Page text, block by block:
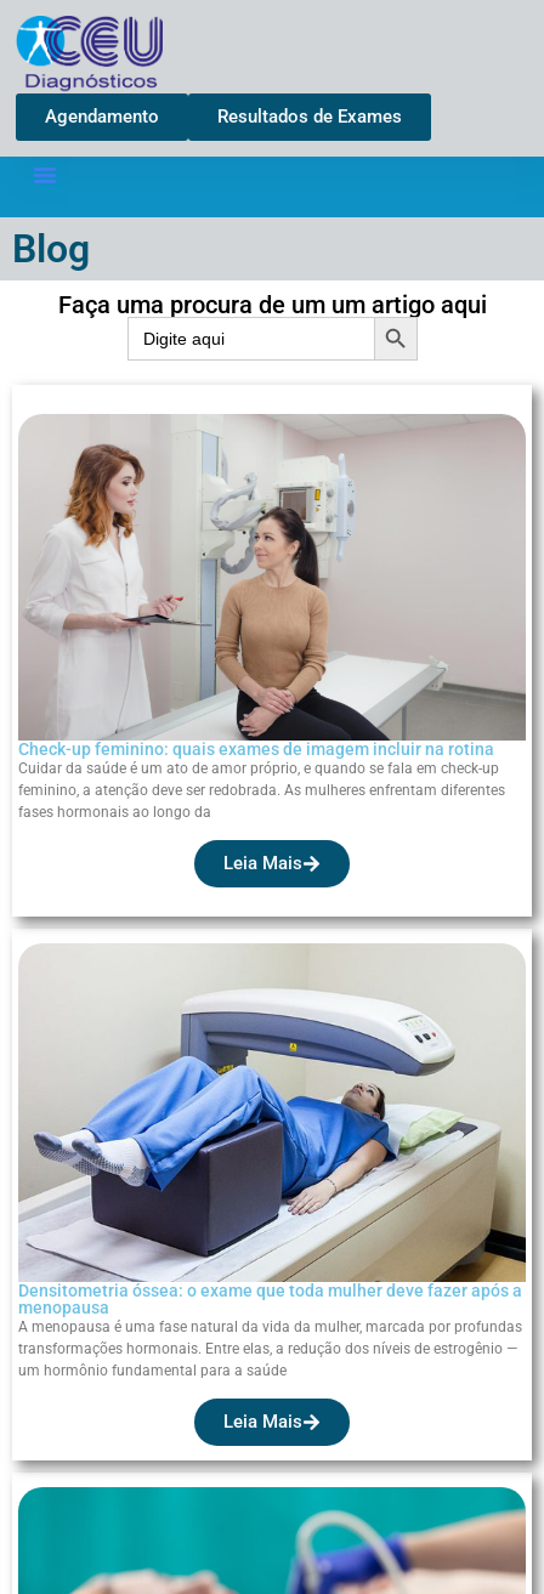
Agendamento Resultados de Exames
Blog
Faça uma procura de um um artigo aqui
Search
for:
Search Button
Check-up feminino: quais exames de imagem incluir na rotina
Cuidar da saúde é um ato de amor próprio, e quando se fala em check-up
feminino, a atenção deve ser redobrada. As mulheres enfrentam diferentes
fases hormonais ao longo da
Leia Mais
Densitometria óssea: o exame que toda mulher deve fazer após a
menopausa
A menopausa é uma fase natural da vida da mulher, marcada por profundas
transformações hormonais. Entre elas, a redução dos níveis de estrogênio —
um hormônio fundamental para a saúde
Leia Mais